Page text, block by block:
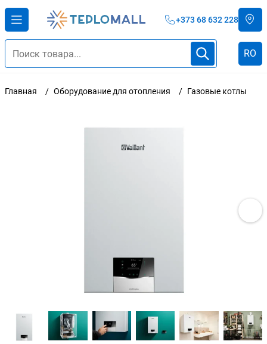
+373 68 632 228
RO
Главная Оборудование для отопления Газовые котлы